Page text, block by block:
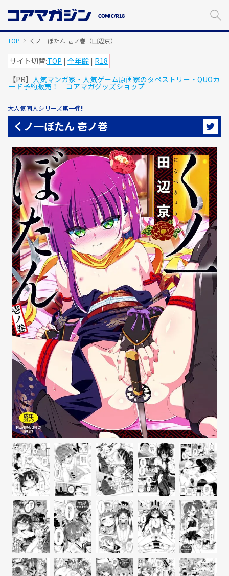
TOP くノ一ぼたん 壱ノ巻（田辺京）
サイト切替:TOP | 全年齢 | R18
【PR】 人気マンガ家・人気ゲーム原画家のタペストリー・QUOカ
ード予約販売！ コアマガグッズショップ
大人気同人シリーズ第一弾!!
くノ一ぼたん 壱ノ巻